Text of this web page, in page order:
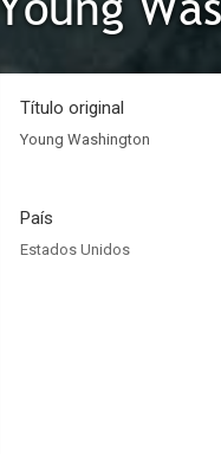
Título original
Young Washington
País
Estados Unidos